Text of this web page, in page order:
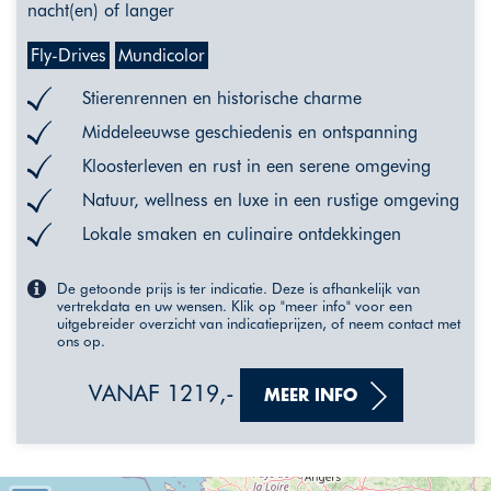
nacht(en) of langer
Fly-Drives Mundicolor
Stierenrennen en historische charme
Middeleeuwse geschiedenis en ontspanning
Kloosterleven en rust in een serene omgeving
Natuur, wellness en luxe in een rustige omgeving
Lokale smaken en culinaire ontdekkingen
De getoonde prijs is ter indicatie. Deze is afhankelijk van
vertrekdata en uw wensen. Klik op "meer info" voor een
uitgebreider overzicht van indicatieprijzen, of neem contact met
ons op.
VANAF 1219,- MEER INFO